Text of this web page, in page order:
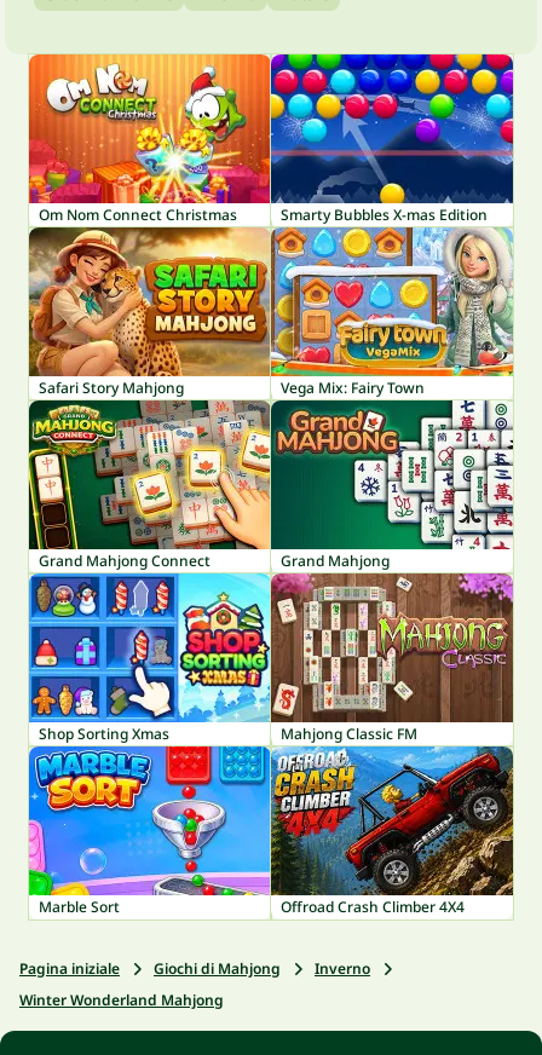
Om Nom Connect Christmas Smarty Bubbles X-mas Edition
Safari Story Mahjong Vega Mix: Fairy Town
Grand Mahjong Connect Grand Mahjong
Shop Sorting Xmas Mahjong Classic FM
Marble Sort Offroad Crash Climber 4X4
Pagina iniziale Giochi di Mahjong
Inverno
Winter Wonderland Mahjong